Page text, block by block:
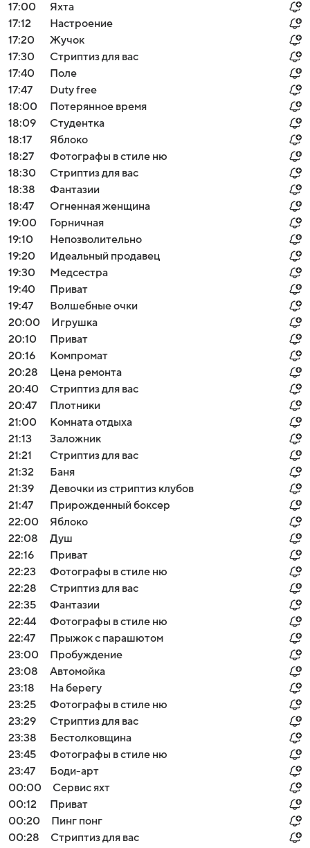
17:00
Яхта
17:12
Настроение
17:20
Жучок
17:30
Стриптиз для вас
17:40
Поле
17:47
Duty free
18:00
Потерянное время
18:09
Студентка
18:17
Яблоко
18:27
Фотографы в стиле ню
18:30
Стриптиз для вас
18:38
Фантазии
18:47
Огненная женщина
19:00
Горничная
19:10
Непозволительно
19:20
Идеальный продавец
19:30
Медсестра
19:40
Приват
19:47
Волшебные очки
20:00
Игрушка
20:10
Приват
20:16
Компромат
20:28
Цена ремонта
20:40
Стриптиз для вас
20:47
Плотники
21:00
Комната отдыха
21:13
Заложник
21:21
Стриптиз для вас
21:32
Баня
21:39
Девочки из стриптиз клубов
21:47
Прирожденный боксер
22:00
Яблоко
22:08
Душ
22:16
Приват
22:23
Фотографы в стиле ню
22:28
Стриптиз для вас
22:35
Фантазии
22:44
Фотографы в стиле ню
22:47
Прыжок с парашютом
23:00
Пробуждение
23:08
Автомойка
23:18
На берегу
23:25
Фотографы в стиле ню
23:29
Стриптиз для вас
23:38
Бестолковщина
23:45
Фотографы в стиле ню
23:47
Боди-арт
00:00
Сервис яхт
00:12
Приват
00:20
Пинг понг
00:28
Стриптиз для вас